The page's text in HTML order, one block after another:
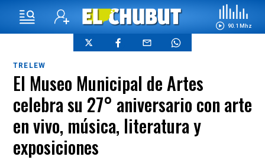
90.1 Mhz
TRELEW
El Museo Municipal de Artes
celebra su 27° aniversario con arte
en vivo, música, literatura y
exposiciones